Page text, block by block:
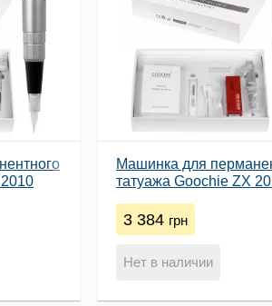
Машинка для
татуажа Goochie ZX
3 384 грн
Нет в наличии